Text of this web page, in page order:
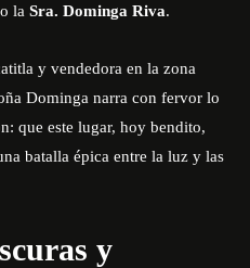
la Sra. Dominga Riva.
y vendedora en la zona
Dominga narra con fervor lo
que este lugar, hoy bendito,
batalla épica entre la luz y las
y